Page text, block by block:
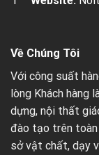
Về Chúng Tôi
Với công suất
lòng Khách hàng
dựng, nội thất
đào tạo trên toàn
sở vật chất, dạy